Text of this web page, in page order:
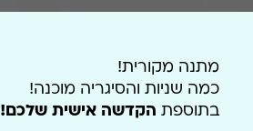
מתנה מקורית!
כמה שניות והסיגריה מוכנה!
בתוספת הקדשה אישית שלכם!